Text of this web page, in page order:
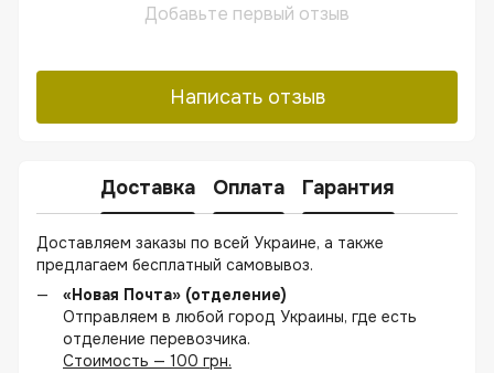
Добавьте первый отзыв
Написать отзыв
Доставка Оплата Гарантия
Доставляем заказы по всей Украине, а также
предлагаем бесплатный самовывоз.
«Новая Почта» (отделение)
Отправляем в любой город Украины, где есть
отделение перевозчика.
Стоимость — 100 грн.